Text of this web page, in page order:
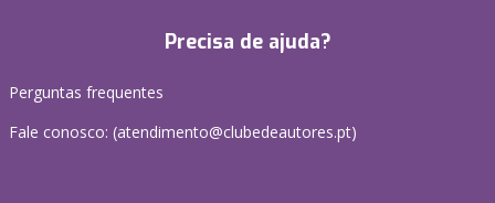
Precisa de ajuda?
Perguntas frequentes
Fale conosco: (atendimento@clubedeautores.pt)